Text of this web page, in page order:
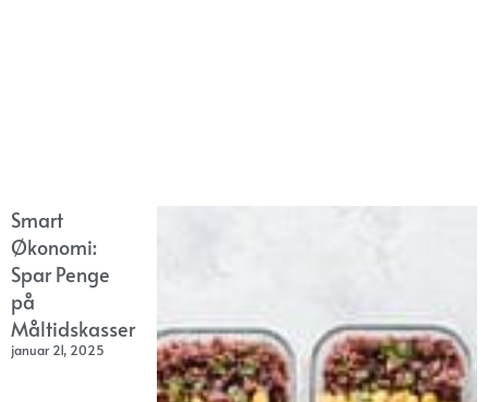
Smart
Økonomi:
Spar Penge
på
Måltidskasser
januar 21, 2025